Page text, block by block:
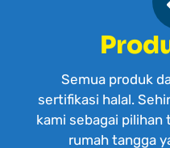
Semua produk
sertifikasi halal.
kami sebagai
rumah tangga